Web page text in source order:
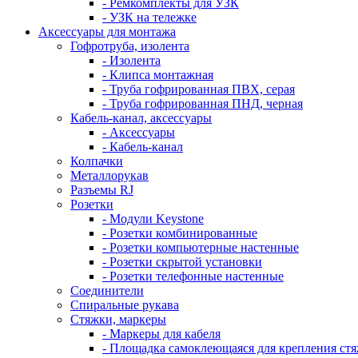
- Ремкомплекты для УЗК
- УЗК на тележке
Аксессуары для монтажа
Гофротруба, изолента
- Изолента
- Клипса монтажная
- Труба гофрированная ПВХ, серая
- Труба гофрированная ПНД, черная
Кабель-канал, аксессуары
- Аксессуары
- Кабель-канал
Колпачки
Металлорукав
Разъемы RJ
Розетки
- Модули Keystone
- Розетки комбинированные
- Розетки компьютерные настенные
- Розетки скрытой установки
- Розетки телефонные настенные
Соединители
Спиральные рукава
Стяжки, маркеры
- Маркеры для кабеля
- Площадка самоклеющаяся для крепления